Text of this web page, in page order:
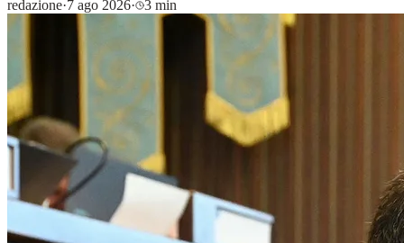
redazione·7 ago 2026· 3 min